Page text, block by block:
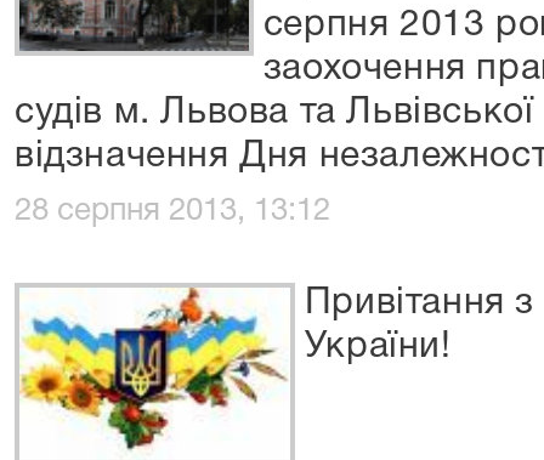
серпня 2013
заохочення
судів м. Львова та
відзначення Дня
28 серпня 2013, 13:12
Привітання
України!